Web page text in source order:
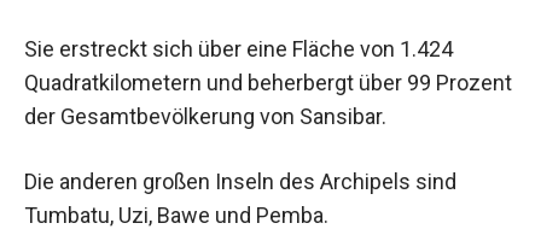
Sie erstreckt sich über eine Fläche von 1.424
Quadratkilometern und beherbergt über 99 Prozent
der Gesamtbevölkerung von Sansibar.
Die anderen großen Inseln des Archipels sind
Tumbatu, Uzi, Bawe und Pemba.